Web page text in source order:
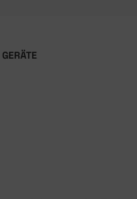
GERÄTE